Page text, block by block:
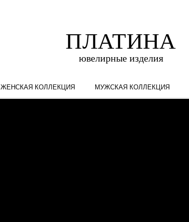
ЖЕНСКАЯ КОЛЛЕКЦИЯ МУЖСКАЯ КОЛЛЕКЦИЯ